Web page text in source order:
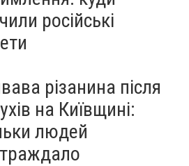
російські
різанина після
на Київщині:
людей